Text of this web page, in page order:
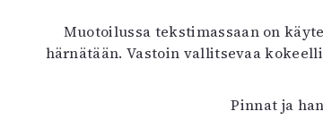
Muotoilussa tekstimassaan on
härnätään. Vastoin vallitsevaa
Pinnat ja